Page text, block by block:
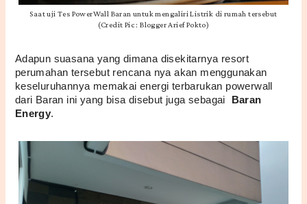
Saat uji Tes PowerWall Baran untuk mengaliri Listrik di rumah tersebut
(Credit Pic : Blogger Arief Pokto)
Adapun suasana yang dimana disekitarnya resort
perumahan tersebut rencana nya akan menggunakan
keseluruhannya memakai energi terbarukan powerwall
dari Baran ini yang bisa disebut juga sebagai
Baran
Energy.